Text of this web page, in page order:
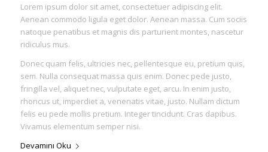
Lorem ipsum dolor sit amet, consectetuer adipiscing elit.
Aenean commodo ligula eget dolor. Aenean massa. Cum sociis
natoque penatibus et magnis dis parturient montes, nascetur
ridiculus mus.
Donec quam felis, ultricies nec, pellentesque eu, pretium quis,
sem. Nulla consequat massa quis enim. Donec pede justo,
fringilla vel, aliquet nec, vulputate eget, arcu. In enim justo,
rhoncus ut, imperdiet a, venenatis vitae, justo. Nullam dictum
felis eu pede mollis pretium. Integer tincidunt. Cras dapibus.
Vivamus elementum semper nisi.
Devamını Oku